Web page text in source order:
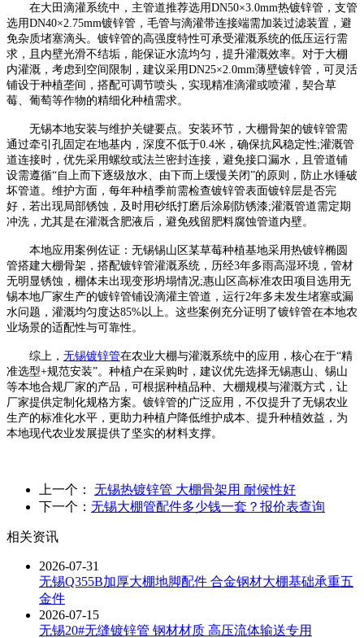
在大田滴灌系统中，主管道推荐选用DN50×3.0mm热镀锌管，支管
选用DN40×2.75mm镀锌管，毛管与滴灌带连接端需加装过滤装置，避
免杂质堵塞滴头。镀锌管的高强度特性可承受灌溉系统的低压运行需
求，且内壁光滑不结垢，能保证水流均匀，提升灌溉效率。对于大棚
内灌溉，考虑到空间限制，建议采用DN25×2.0mm薄壁镀锌管，可灵活
铺设于种植垄间，搭配可调节喷头，实现精准滴灌或喷灌，契合草
莓、葡萄等作物的精细化种植需求。
无锡本地安装与维护关键要点。安装环节，大棚骨架的镀锌管需
通过牵引孔固定在地基内，深度不低于0.4米，确保抗风稳定性;灌溉管
道连接时，优先采用螺纹或法兰密封连接，避免接口漏水，且管道铺
设需遵循“自上而下逐级放水、由下而上缓慢关闭”的原则，防止水锤破
坏管道。维护方面，每年种植季前需检查镀锌管表面镀锌层是否完
好，若出现局部锈蚀，及时用砂纸打磨后涂刷防锈漆;灌溉管道需定期
冲洗，尤其是在灌溉含肥液后，避免残留肥料腐蚀管道内壁。
本地应用案例佐证：无锡锡山区某草莓种植基地采用热镀锌椭圆
管搭建大棚骨架，搭配镀锌管灌溉系统，历经3年多雨高湿环境，管材
无明显锈蚀，棚体未出现变形坍塌情况;惠山区高标准农田项目选用无
锡本地厂家生产的镀锌管铺设滴灌主管道，运行2年多未发生堵塞或漏
水问题，灌溉均匀度达85%以上。这些案例充分证明了镀锌管在本地农
业场景的适配性与可靠性。
综上， 无锡镀锌管在农业大棚与灌溉系统中的应用，核心在于“精
准选型+规范安装”。种植户在采购时，建议优先选择无锡惠山、锡山
等本地合规厂家的产品，可根据种植品种、大棚规模与灌溉方式，让
厂家提供定制化规格方案。镀锌管的广泛应用，不仅提升了无锡农业
生产的标准化水平，更助力种植户降低维护成本、提升种植效益，为
本地现代农业发展提供了坚实的材料支撑。
上一个： 无锡热镀锌管 大棚骨架用 耐候性好
下一个： 无锡大棚管配件多少钱一套？报价表查询
相关资讯
2026-07-31
无锡Q355B加厚大棚地脚配件 合金钢材大棚基础承重五
金件
2026-07-15
无锡20#无缝镀锌管 钢材材质 高压流体输送专用